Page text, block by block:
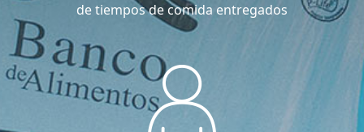
de tiempos de comida entregados